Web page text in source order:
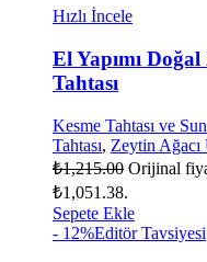
Hızlı İncele
El Yapımı
Tahtası
Kesme Tahtası ve
Tahtası, Zeytin Ağacı
₺1,215.00 Orijinal
₺1,051.38.
Sepete Ekle
- 12%Editör Tavsiyesi